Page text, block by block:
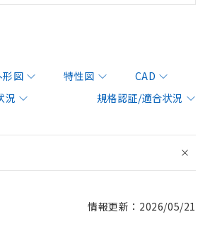
形図 特性図
CAD
況
規格認証/適合状況
情報更新：2026/05/21